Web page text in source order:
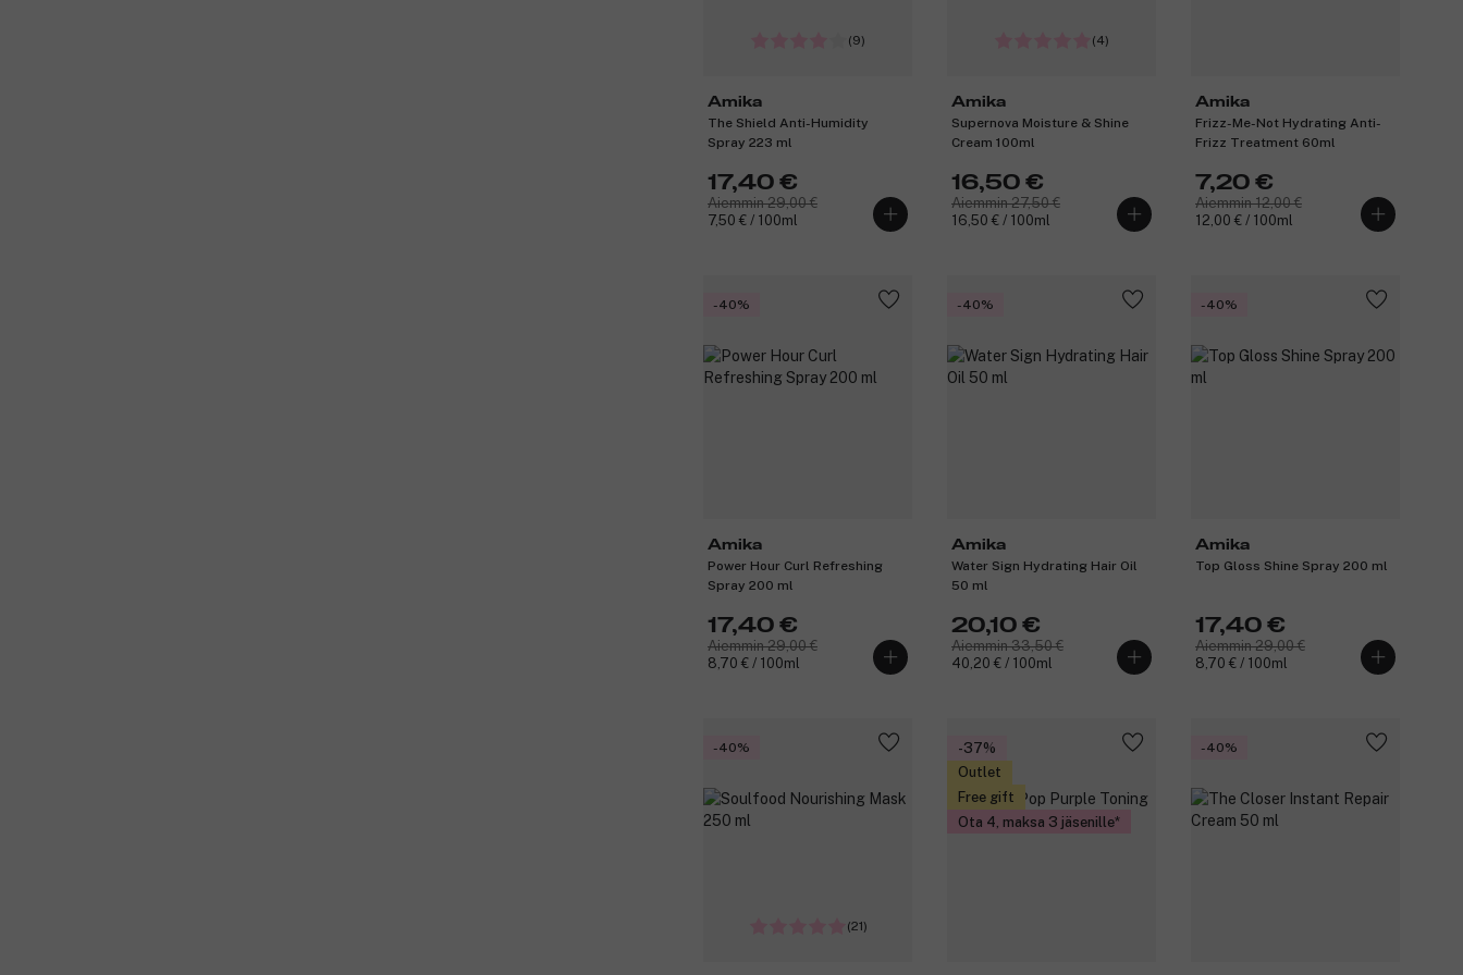
(9)
Amika
The Shield Anti-Humidity
Spray 223 ml
17,40 €
Aiemmin 29,00 €
7,50 € / 100ml
(4)
Amika
Supernova Moisture & Shine
Cream 100ml
16,50 €
Aiemmin 27,50 €
16,50 € / 100ml
Amika
Frizz-Me-Not Hydrating Anti-
Frizz Treatment 60ml
7,20 €
Aiemmin 12,00 €
12,00 € / 100ml
-40%
Amika
Power Hour Curl Refreshing
Spray 200 ml
17,40 €
Aiemmin 29,00 €
8,70 € / 100ml
-40%
Amika
Water Sign Hydrating Hair Oil
50 ml
20,10 €
Aiemmin 33,50 €
40,20 € / 100ml
-40%
Amika
Top Gloss Shine Spray 200 ml
17,40 €
Aiemmin 29,00 €
8,70 € / 100ml
-40%
(21)
-37%
Outlet
Free gift
Ota 4, maksa 3 jäsenille
-40%